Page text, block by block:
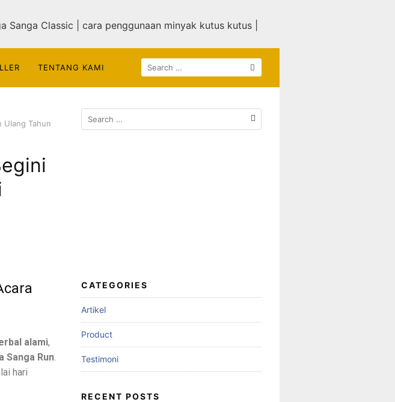
TENTANG KAMI
Ulang Tahun
alami,
Sanga Run.
hari
CATEGORIES
Artikel
Product
Testimoni
RECENT POSTS